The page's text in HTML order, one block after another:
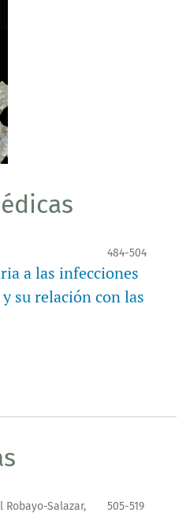
484-504
a las infecciones
su relación con las
Robayo-Salazar,
505-519